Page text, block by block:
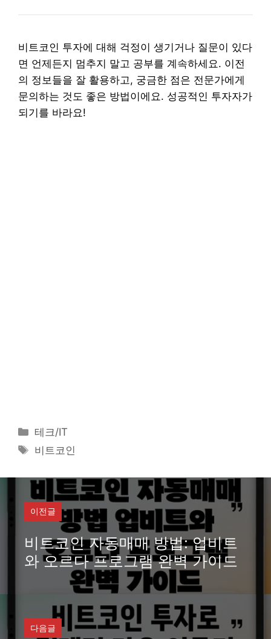
비트코인 투자에 대해 걱정이 생기거나 질문이 있다
면 언제든지 멈추지 말고 공부를 계속하세요. 이전
의 정보들을 잘 활용하고, 궁금한 점은 전문가에게
문의하는 것도 좋은 방법이에요. 성공적인 투자자가
되기를 바라요!
카
테
고
리
테크/IT
태
비트코인
이전글
비트코인 자동매매 방법: 업비트
와 오르다 프로그램 완벽 가이드
다음글